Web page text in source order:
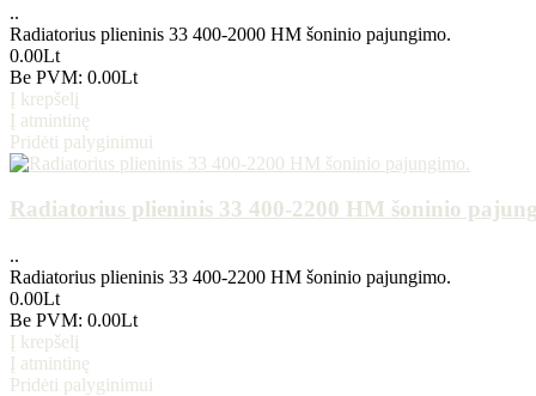
..
Radiatorius plieninis 33 400-2000 HM šoninio pajungimo.
0.00Lt
Be PVM: 0.00Lt
Į krepšelį
Į atmintinę
Pridėti palyginimui
Radiatorius plieninis 33 400-2200 HM šoninio
..
Radiatorius plieninis 33 400-2200 HM šoninio pajungimo.
0.00Lt
Be PVM: 0.00Lt
Į krepšelį
Į atmintinę
Pridėti palyginimui